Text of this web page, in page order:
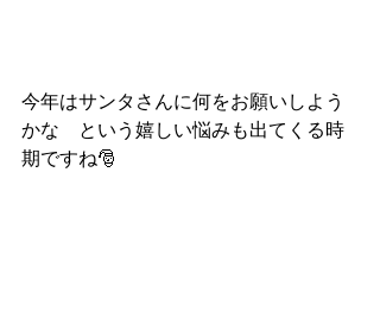
今年はサンタさんに何をお願いしよう
かな　という嬉しい悩みも出てくる時
期ですね🎅